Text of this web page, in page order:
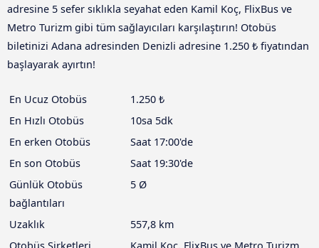
adresine 5 sefer sıklıkla seyahat eden Kamil Koç, FlixBus ve
Metro Turizm gibi tüm sağlayıcıları karşılaştırın! Otobüs
biletinizi Adana adresinden Denizli adresine 1.250 ₺ fiyatından
başlayarak ayırtın!
En Ucuz Otobüs
1.250 ₺
En Hızlı Otobüs
10sa 5dk
En erken Otobüs
Saat 17:00'de
En son Otobüs
Saat 19:30'de
Günlük Otobüs
bağlantıları
5 Ø
Uzaklık
557,8 km